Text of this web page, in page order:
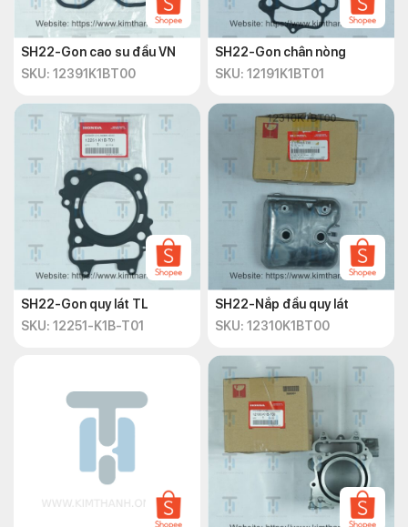
SH22-Gon cao su đầu VN
SKU: 12391K1BT00
SH22-Gon chân nòng
SKU: 12191K1BT01
SH22-Gon quy lát TL
SKU: 12251-K1B-T01
SH22-Nắp đầu quy lát
SKU: 12310K1BT00